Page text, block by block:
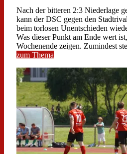
Nach der bitteren 2:3 Niederlage
kann der DSC gegen den
beim torlosen Unentschieden
Was dieser Punkt am Ende wert
Wochenende zeigen. Zumindest
zum Thema